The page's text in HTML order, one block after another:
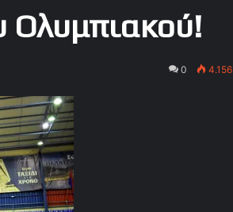
Ολυμπιακού!
0 4.156